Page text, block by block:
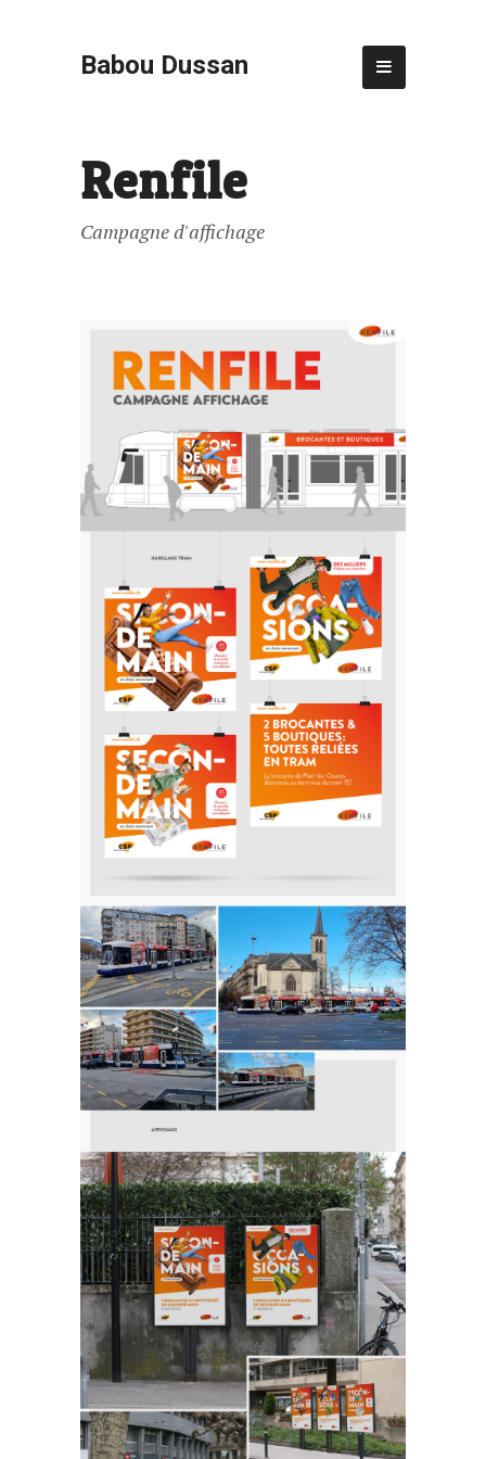
Babou Dussan
Renfile
Campagne d'affichage